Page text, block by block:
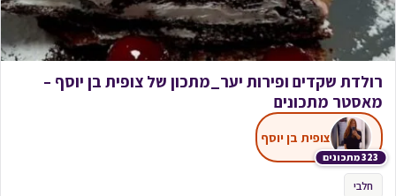
רולדת שקדים ופירות יער_מתכון של צופית בן יוסף –
מאסטר מתכונים
323 מתכונים
צופית בן יוסף
חלבי